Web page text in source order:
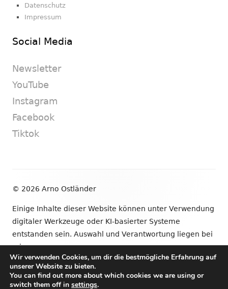
Datenschutz
Impressum
Social Media
Newsletter
YouTube
Instagram
Facebook
Tiktok
© 2026 Arno Ostländer
Einige Inhalte dieser Website können unter Verwendung
digitaler Werkzeuge oder KI-basierter Systeme
entstanden sein. Auswahl und Verantwortung liegen bei
mir.
•VerwendetTiny Framework
Wir verwenden Cookies, um dir die bestmögliche Erfahrung auf
unserer Website zu bieten.
You can find out more about which cookies we are using or
switch them off in settings.